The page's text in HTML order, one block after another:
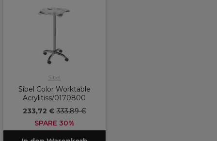
Sibel
Sibel Color Worktable
Acrylitiss/0170800
233,72 €333,89 €
SPARE 30%